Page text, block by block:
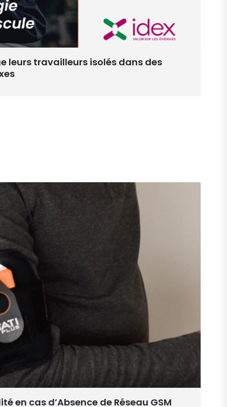
leurs travailleurs isolés dans des
en cas d’Absence de Réseau GSM